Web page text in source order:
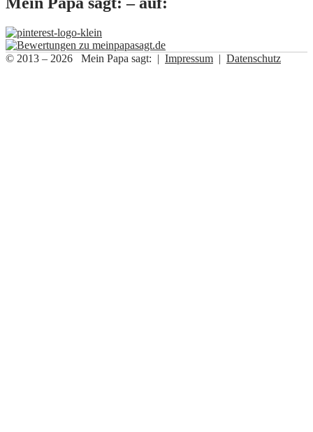
© 2013 – 2026 Mein Papa sagt: | Impressum | Datenschutz